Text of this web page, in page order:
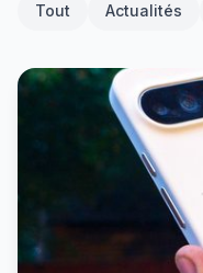
Tout Actualités